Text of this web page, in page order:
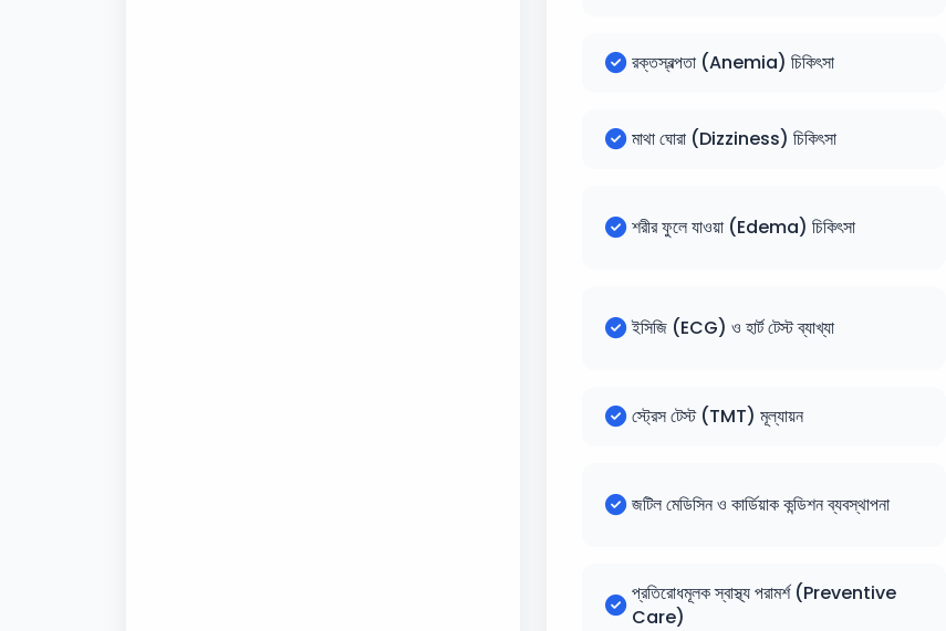
রক্তস্বল্পতা (Anemia) চিকিৎসা
মাথা ঘোরা (Dizziness) চিকিৎসা
শরীর ফুলে যাওয়া (Edema) চিকিৎসা
ইসিজি (ECG) ও হার্ট টেস্ট ব্যাখ্যা
স্ট্রেস টেস্ট (TMT) মূল্যায়ন
জটিল মেডিসিন ও কার্ডিয়াক কন্ডিশন ব্যবস্থাপনা
প্রতিরোধমূলক স্বাস্থ্য পরামর্শ (Preventive
Care)